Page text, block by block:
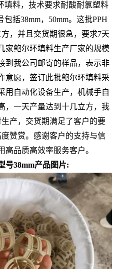
填料，技术要求耐酸耐氯塑料
括38mm，50mm。这批PPH
，并且交货期很急，要求7天
家鲍尔环填料生产厂家的规模
到我公司邮寄的样品，表示非
意愿，签订此批鲍尔环填料采
用自动化设备生产，机械手自
，一天产量达到十几立方，我
产，交货期满足了客户的要
赞赏。感谢客户的支持与信
高品质高效率服务客户。
号38mm产品图片: